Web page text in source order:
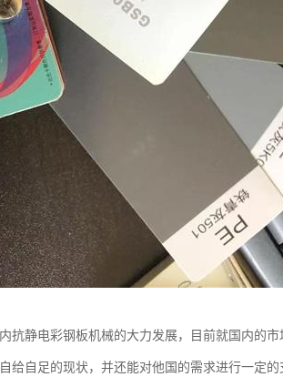
抗静电彩钢板机械的大力发展，目前就国内的
给自足的现状，并还能对他国的需求进行一定